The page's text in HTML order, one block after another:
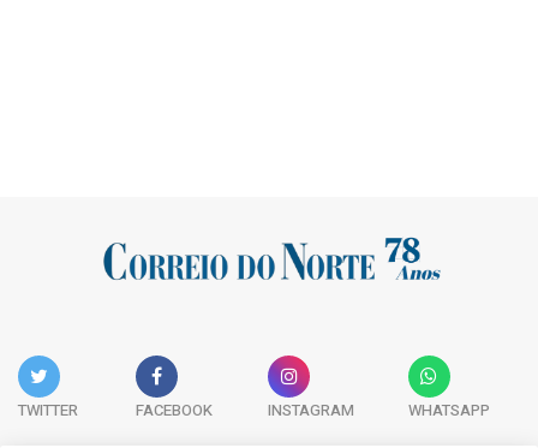
TWITTER FACEBOOK INSTAGRAM WHATSAPP